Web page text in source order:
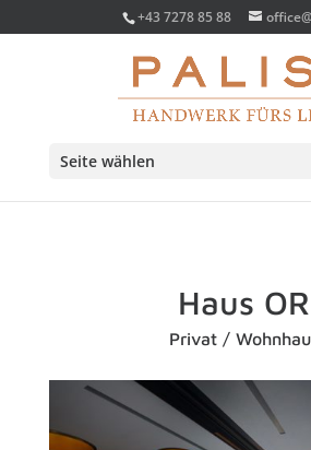
+43 7278 85 88
Seite wählen
Haus OR
Privat /